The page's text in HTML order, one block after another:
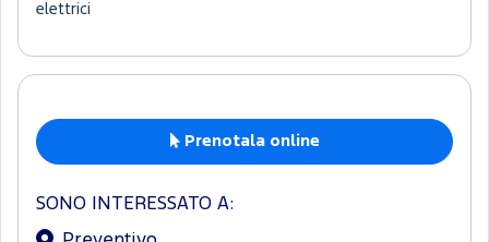
elettrici
Prenotala online
SONO INTERESSATO A: